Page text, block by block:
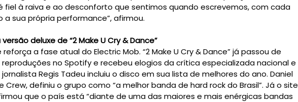
fiel à raiva e ao desconforto que sentimos quando escrevemos, com cada
a sua própria performance”, afirmou.
deluxe de “2 Make U Cry & Dance”
a fase atual do Electric Mob. “2 Make U Cry & Dance” já passou de
no Spotify e recebeu elogios da crítica especializada nacional e
Regis Tadeu incluiu o disco em sua lista de melhores do ano. Daniel
Crew, definiu o grupo como “a melhor banda de hard rock do Brasil”. Já o site
que o país está “diante de uma das maiores e mais enérgicas bandas